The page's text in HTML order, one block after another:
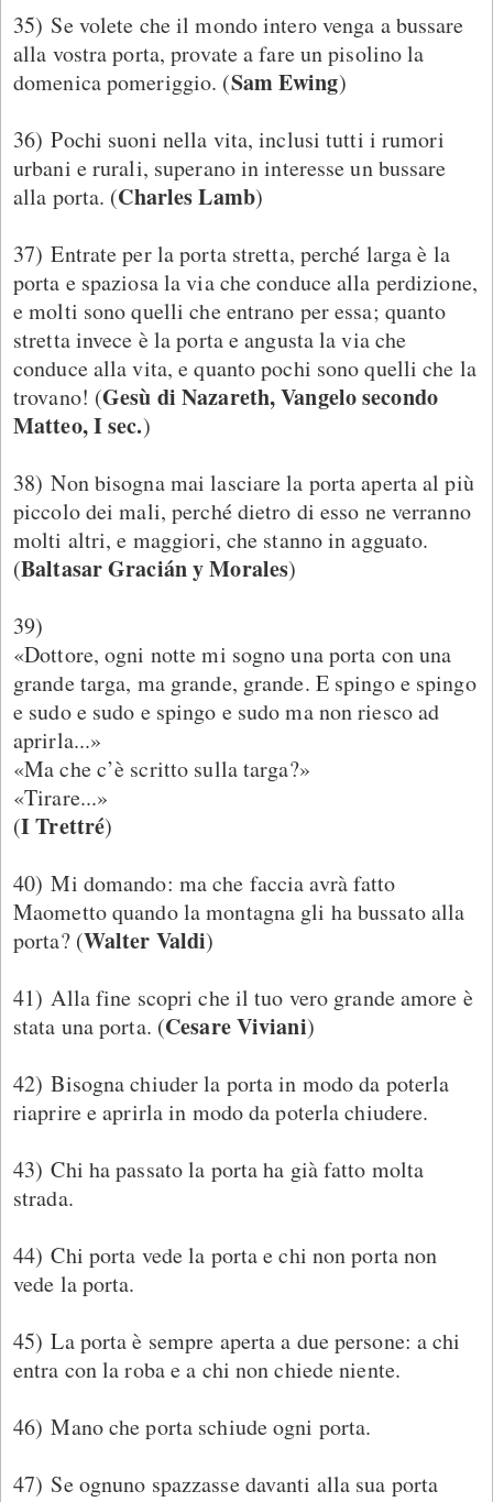
35) Se volete che il mondo intero venga a bussare
alla vostra porta, provate a fare un pisolino la
domenica pomeriggio. (Sam Ewing)
36) Pochi suoni nella vita, inclusi tutti i rumori
urbani e rurali, superano in interesse un bussare
alla porta. (Charles Lamb)
37) Entrate per la porta stretta, perché larga è la
porta e spaziosa la via che conduce alla perdizione,
e molti sono quelli che entrano per essa; quanto
stretta invece è la porta e angusta la via che
conduce alla vita, e quanto pochi sono quelli che la
trovano! (Gesù di Nazareth, Vangelo secondo
Matteo, I sec.)
38) Non bisogna mai lasciare la porta aperta al più
piccolo dei mali, perché dietro di esso ne verranno
molti altri, e maggiori, che stanno in agguato.
(Baltasar Gracián y Morales)
39)
«Dottore, ogni notte mi sogno una porta con una
grande targa, ma grande, grande. E spingo e spingo
e sudo e sudo e spingo e sudo ma non riesco ad
aprirla...»
«Ma che c’è scritto sulla targa?»
«Tirare...»
(I Trettré)
40) Mi domando: ma che faccia avrà fatto
Maometto quando la montagna gli ha bussato alla
porta? (Walter Valdi)
41) Alla fine scopri che il tuo vero grande amore è
stata una porta. (Cesare Viviani)
42) Bisogna chiuder la porta in modo da poterla
riaprire e aprirla in modo da poterla chiudere.
43) Chi ha passato la porta ha già fatto molta
strada.
44) Chi porta vede la porta e chi non porta non
vede la porta.
45) La porta è sempre aperta a due persone: a chi
entra con la roba e a chi non chiede niente.
46) Mano che porta schiude ogni porta.
47) Se ognuno spazzasse davanti alla sua porta